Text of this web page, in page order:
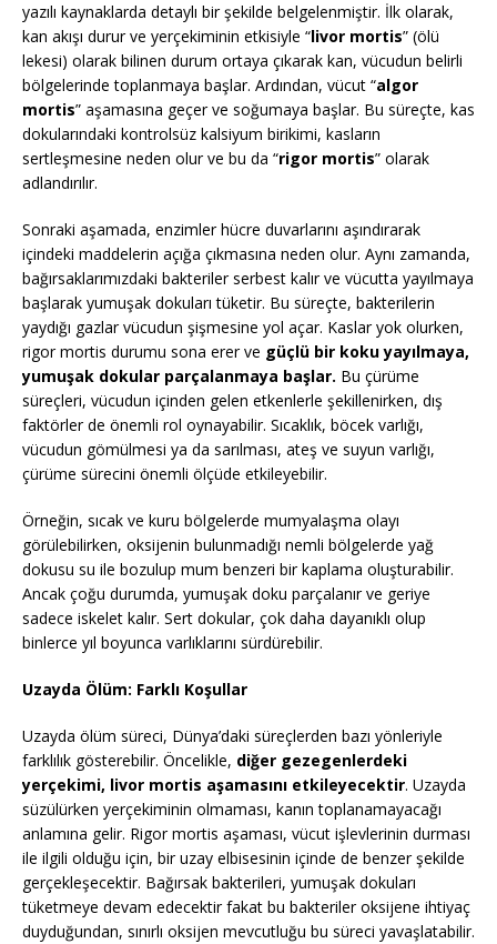
yazılı kaynaklarda detaylı bir şekilde belgelenmiştir. İlk olarak,
kan akışı durur ve yerçekiminin etkisiyle “livor mortis” (ölü
lekesi) olarak bilinen durum ortaya çıkarak kan, vücudun belirli
bölgelerinde toplanmaya başlar. Ardından, vücut “algor
mortis” aşamasına geçer ve soğumaya başlar. Bu süreçte, kas
dokularındaki kontrolsüz kalsiyum birikimi, kasların
sertleşmesine neden olur ve bu da “rigor mortis” olarak
adlandırılır.
Sonraki aşamada, enzimler hücre duvarlarını aşındırarak
içindeki maddelerin açığa çıkmasına neden olur. Aynı zamanda,
bağırsaklarımızdaki bakteriler serbest kalır ve vücutta yayılmaya
başlarak yumuşak dokuları tüketir. Bu süreçte, bakterilerin
yaydığı gazlar vücudun şişmesine yol açar. Kaslar yok olurken,
rigor mortis durumu sona erer ve güçlü bir koku yayılmaya,
yumuşak dokular parçalanmaya başlar. Bu çürüme
süreçleri, vücudun içinden gelen etkenlerle şekillenirken, dış
faktörler de önemli rol oynayabilir. Sıcaklık, böcek varlığı,
vücudun gömülmesi ya da sarılması, ateş ve suyun varlığı,
çürüme sürecini önemli ölçüde etkileyebilir.
Örneğin, sıcak ve kuru bölgelerde mumyalaşma olayı
görülebilirken, oksijenin bulunmadığı nemli bölgelerde yağ
dokusu su ile bozulup mum benzeri bir kaplama oluşturabilir.
Ancak çoğu durumda, yumuşak doku parçalanır ve geriye
sadece iskelet kalır. Sert dokular, çok daha dayanıklı olup
binlerce yıl boyunca varlıklarını sürdürebilir.
Uzayda Ölüm: Farklı Koşullar
Uzayda ölüm süreci, Dünya’daki süreçlerden bazı yönleriyle
farklılık gösterebilir. Öncelikle, diğer gezegenlerdeki
yerçekimi, livor mortis aşamasını etkileyecektir. Uzayda
süzülürken yerçekiminin olmaması, kanın toplanamayacağı
anlamına gelir. Rigor mortis aşaması, vücut işlevlerinin durması
ile ilgili olduğu için, bir uzay elbisesinin içinde de benzer şekilde
gerçekleşecektir. Bağırsak bakterileri, yumuşak dokuları
tüketmeye devam edecektir fakat bu bakteriler oksijene ihtiyaç
duyduğundan, sınırlı oksijen mevcutluğu bu süreci yavaşlatabilir.